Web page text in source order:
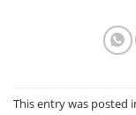
This entry was posted